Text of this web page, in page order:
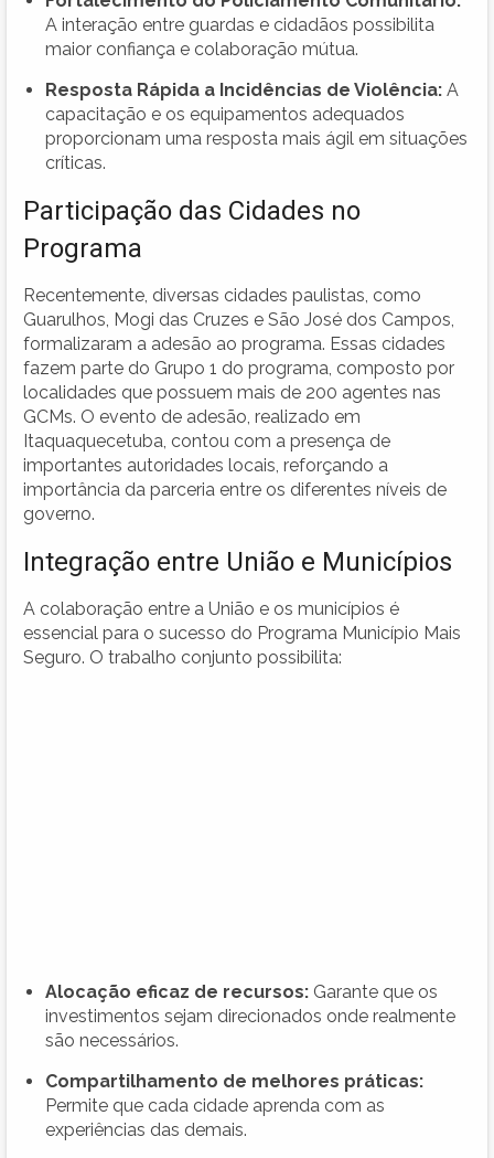
A interação entre guardas e cidadãos possibilita
maior confiança e colaboração mútua.
Resposta Rápida a Incidências de Violência: A
capacitação e os equipamentos adequados
proporcionam uma resposta mais ágil em situações
críticas.
Participação das Cidades no
Programa
Recentemente, diversas cidades paulistas, como
Guarulhos, Mogi das Cruzes e São José dos Campos,
formalizaram a adesão ao programa. Essas cidades
fazem parte do Grupo 1 do programa, composto por
localidades que possuem mais de 200 agentes nas
GCMs. O evento de adesão, realizado em
Itaquaquecetuba, contou com a presença de
importantes autoridades locais, reforçando a
importância da parceria entre os diferentes níveis de
governo.
Integração entre União e Municípios
A colaboração entre a União e os municípios é
essencial para o sucesso do Programa Município Mais
Seguro. O trabalho conjunto possibilita:
Alocação eficaz de recursos: Garante que os
investimentos sejam direcionados onde realmente
são necessários.
Compartilhamento de melhores práticas:
Permite que cada cidade aprenda com as
experiências das demais.